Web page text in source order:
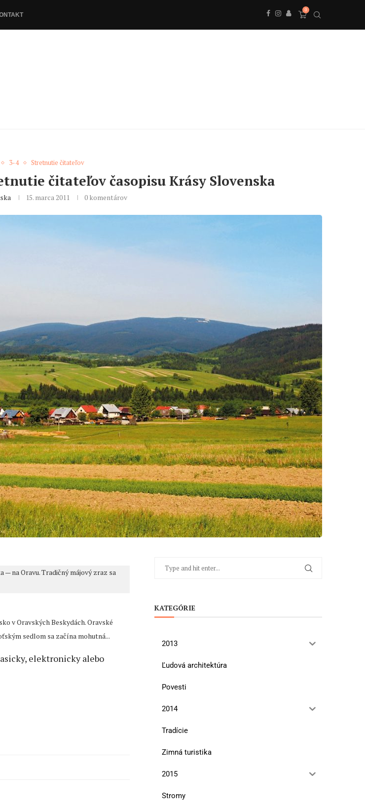
0
3-4 Stretnutie čitateľov
čitateľov časopisu Krásy Slovenska
15. marca 2011 0 komentárov
— na Oravu. Tradičný májový zraz sa
v Oravských Beskydách. Oravské
sedlom sa začína mohutná...
elektronicky alebo
KATEGÓRIE
2013
Ľudová architektúra
Povesti
2014
Tradície
Zimná turistika
2015
Stromy